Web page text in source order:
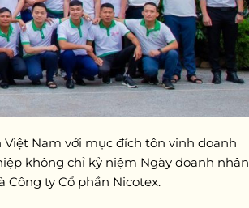
Việt Nam với mục đích tôn vinh doanh
không chỉ kỷ niệm Ngày doanh nhân
ty Cổ phần Nicotex.